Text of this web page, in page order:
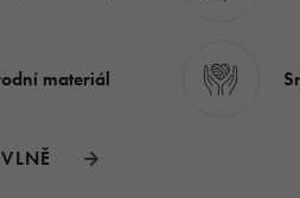
materiál